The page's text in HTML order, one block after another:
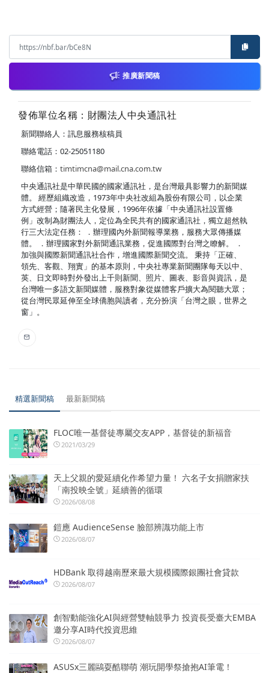
推廣新聞稿
發佈單位名稱：財團法人中央通訊社
新聞聯絡人：訊息服務核稿員
聯絡電話：02-25051180
聯絡信箱： timtimcna@mail.cna.com.tw
中央通訊社是中華民國的國家通訊社，是台灣最具影響力的新聞媒
體。 經歷組織改造，1973年中央社改組為股份有限公司，以企業
方式經營；隨著民主化發展，1996年依據「中央通訊社設置條
例」改制為財團法人，定位為全民共有的國家通訊社，獨立超然執
行三大法定任務： ．辦理國內外新聞報導業務，服務大眾傳播媒
體。 ．辦理國家對外新聞通訊業務，促進國際對台灣之瞭解。 ．
加強與國際新聞通訊社合作，增進國際新聞交流。 秉持「正確、
領先、客觀、翔實」的基本原則，中央社專業新聞團隊每天以中、
英、日文即時對外發出上千則新聞、照片、圖表、影音與資訊，是
台灣唯一多語文新聞媒體，服務對象從媒體客戶擴大為閱聽大眾；
從台灣民眾延伸至全球僑胞與讀者，充分扮演「台灣之眼，世界之
窗」。
精選新聞稿 最新新聞稿
FLOC唯一基督徒專屬交友APP，基督徒的新福音
2021/03/29
天上父親的愛延續化作希望力量！ 六名子女捐贈家扶
「南投映全號」延續善的循環
2026/08/08
鎧應 AudienceSense 臉部辨識功能上市
2026/08/07
HDBank 取得越南歷來最大規模國際銀團社會貸款
2026/08/07
創智動能強化AI與經營雙軸競爭力 投資長受臺大EMBA
邀分享AI時代投資思維
2026/08/07
ASUSx三麗鷗耍酷聯萌 潮玩開學祭搶抱AI筆電！